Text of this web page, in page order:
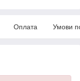
Оплата Умови